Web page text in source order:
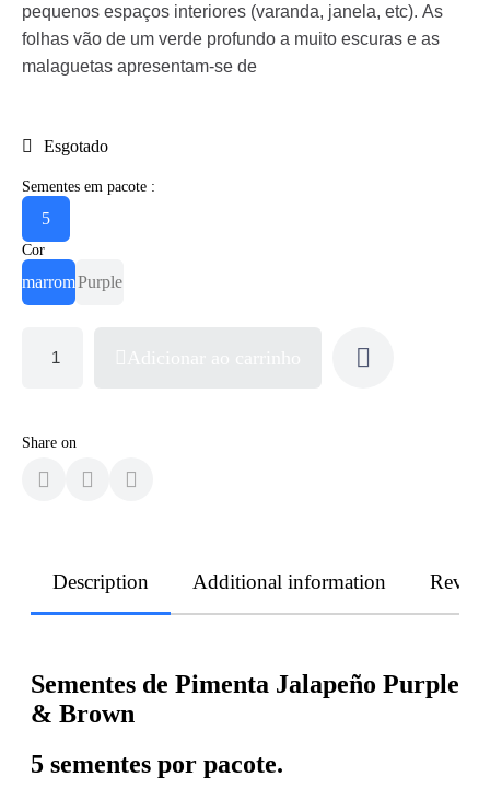
pequenos espaços interiores (varanda, janela, etc). As
folhas vão de um verde profundo a muito escuras e as
malaguetas apresentam-se de
Esgotado
Sementes em pacote :
5
Cor
marromPurple
Share on
Description Additional information
Sementes de Pimenta Jalapeño Purple
& Brown
5 sementes por pacote.